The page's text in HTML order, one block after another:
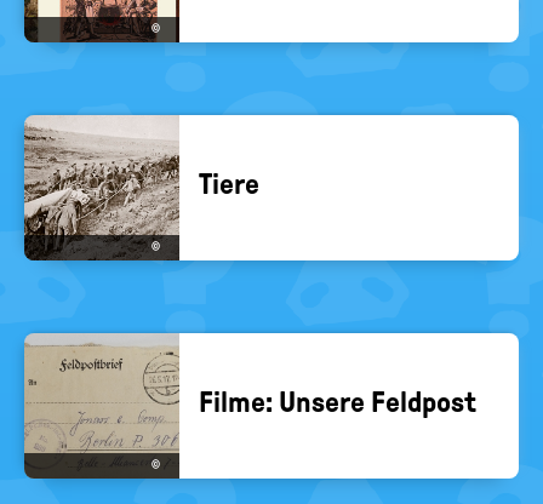
©
©
Tiere
©
Filme: Un­se­re Feld­post